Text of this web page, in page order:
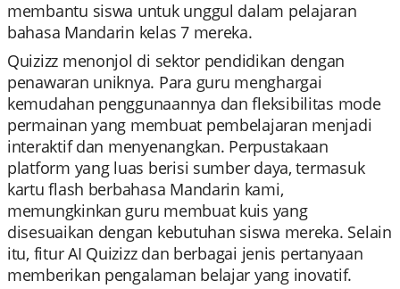
membantu siswa untuk unggul dalam pelajaran
bahasa Mandarin kelas 7 mereka.
Quizizz menonjol di sektor pendidikan dengan
penawaran uniknya. Para guru menghargai
kemudahan penggunaannya dan fleksibilitas mode
permainan yang membuat pembelajaran menjadi
interaktif dan menyenangkan. Perpustakaan
platform yang luas berisi sumber daya, termasuk
kartu flash berbahasa Mandarin kami,
memungkinkan guru membuat kuis yang
disesuaikan dengan kebutuhan siswa mereka. Selain
itu, fitur AI Quizizz dan berbagai jenis pertanyaan
memberikan pengalaman belajar yang inovatif.